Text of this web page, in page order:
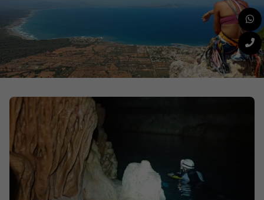
Son Cladera ist eines der wichtigsten Besitztümer von Sa Pobla, der
Gemeinde, zu der es mit Stolz gehört. Es war ein Bauernhof, der für den
Anbau von Berg- und Feldfrüchten genutzt wurde; es gab eine Ölmühle
und auch eine Mühle.
Es war auch ein Treffpunkt für mallorquinische Kulturschaffende wie
Costa i Llobera, María Antonia Salvà und Emilia Sureda i Bimet. Letztere
hat der Possessió mehrere Gedichte gewidmet.
Unsere Familie hat die Ehre, seit mehreren Generationen Bewohner
von Son Cladera zu sein, das für viele von uns zu unserem Lieblingsort